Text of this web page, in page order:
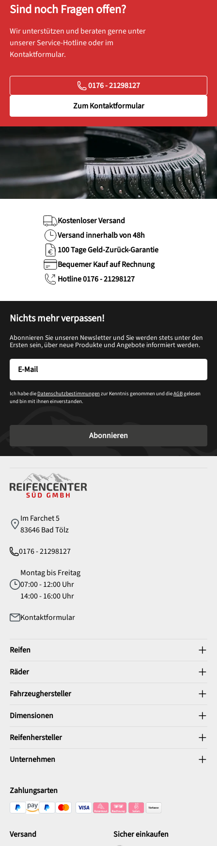
Sind noch Fragen offen?
Wir unterstützen und beraten gerne unter
unserer Service-Hotline oder im
Kontaktformular.
0176 - 21298127
Zum Kontaktformular
Kostenloser Versand
Versand innerhalb von 48h
100 Tage Geld-Zurück-Garantie
Bequemer Kauf auf Rechnung
Hotline 0176 - 21298127
Nichts mehr verpassen!
Abonnieren Sie unseren Newsletter und Sie werden stets unter den
Ersten sein, über neue Produkte und Angebote informiert werden.
Ich habe die Datenschutzbestimmungenzur Kenntnis genommen und dieAGBgelesen
und bin mit ihnen einverstanden.
Abonnieren
Im Farchet 5
83646 Bad Tölz
0176 - 21298127
Montag bis Freitag
07:00 - 12:00 Uhr
14:00 - 16:00 Uhr
Kontaktformular
Reifen
Räder
Fahrzeughersteller
Dimensionen
Reifenhersteller
Unternehmen
Zahlungsarten
Versand Sicher einkaufen